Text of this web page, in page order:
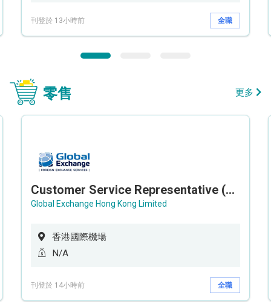
刊登於 13小時前 全職
零售 更多
Customer Service Representative (Airport)
Global Exchange Hong Kong Limited
香港國際機場
N/A
刊登於 14小時前 全職